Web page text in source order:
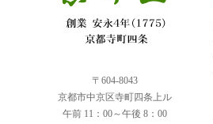
〒604-8043
京都市中京区寺町四条上ル
午前 11：00～午後 8：00